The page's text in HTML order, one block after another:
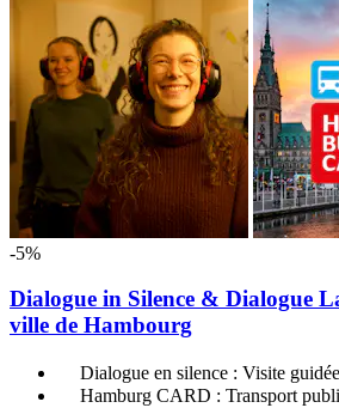
-5%
Dialogue in Silence & Dialogue
ville de Hambourg
Dialogue en silence : Visite guidée
Hamburg CARD : Transport